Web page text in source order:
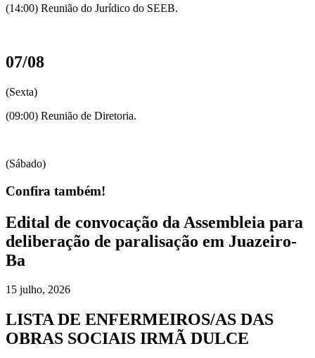
(14:00) Reunião do Jurídico do SEEB.
07/08
(Sexta)
(09:00) Reunião de Diretoria.
(Sábado)
Confira também!
Edital de convocação da Assembleia para
deliberação de paralisação em Juazeiro-
Ba
15 julho, 2026
LISTA DE ENFERMEIROS/AS DAS
OBRAS SOCIAIS IRMÃ DULCE